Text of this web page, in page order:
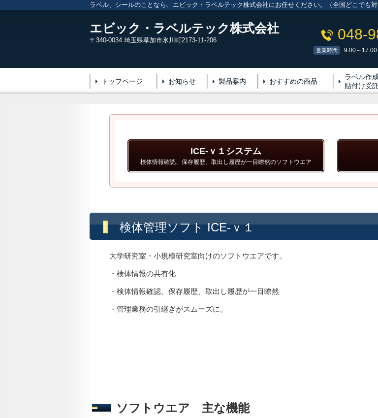
ラベル、シールのことなら、エビック・ラベルテック株式会社にお任せください。（全国どこでも対
エビック・ラベルテック株式会社
〒340-0034 埼玉県草加市氷川町2173-11-206 048-
営業時間 9:00～17:00
トップページ お知らせ 製品案内 おすすめの商品
ラベル作
貼付け受託
ICE-ｖ１システム
検体情報確認、保存履歴、取出し履歴が一目瞭然のソフトウエア
検体管理ソフト ICE-ｖ１
大学研究室・小規模研究室向けのソフトウエアです。
・検体情報の共有化
・検体情報確認、保存履歴、取出し履歴が一目瞭然
・管理業務の引継ぎがスムーズに。
ソフトウエア 主な機能